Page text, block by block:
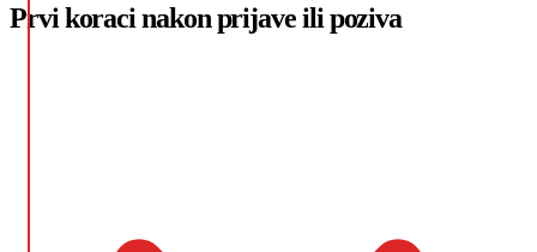
Prvi koraci nakon prijave ili poziva